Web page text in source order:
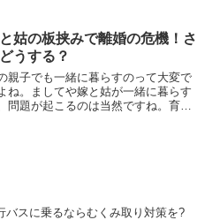
う。」というアナウンスが流れます
でも猛烈なラッシュ時に...
姑の板挟みで離婚の危機！さ
うする？
親子でも一緒に暮らすのって大変で
ね。ましてや嫁と姑が一緒に暮らす
問題が起こるのは当然ですね。育っ
バスに乗るならむくみ取り対策を?